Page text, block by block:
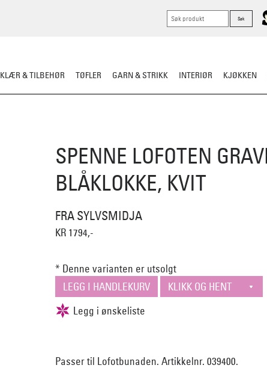
KLÆR & TILBEHØR TØFLER GARN & STRIKK INTERIØR KJØKKEN
SPENNE LOFOTEN
BLÅKLOKKE, KVIT
FRA SYLVSMIDJA
KR 1794,-
* Denne varianten er utsolgt
Passer til Lofotbunaden. Artikkelnr. 039400.